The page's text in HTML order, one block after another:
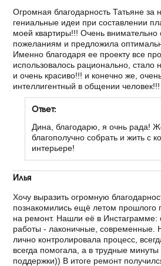
Огромная благодарность Татьяне за
гениальные идеи при составлении
моей квартиры!!! Очень внимательно
пожеланиям и предложила
Именно благодаря ее проекту все
использовалось рационально, стало
и очень красиво!!! и конечно же,
интеллигентный в общении
Ответ:
Дина, благодарю, я очнь рада!
благополучно собрать и жить с
интерьере!
Илья
Хочу выразить огромную
познакомились ещё летом прошлого
на ремонт. Нашли её в Инстаграмме:
работы - лаконичные, современные.
лично контролировала процесс,
всегда помогала, а в трудные
поддержки)) В итоге ремонт